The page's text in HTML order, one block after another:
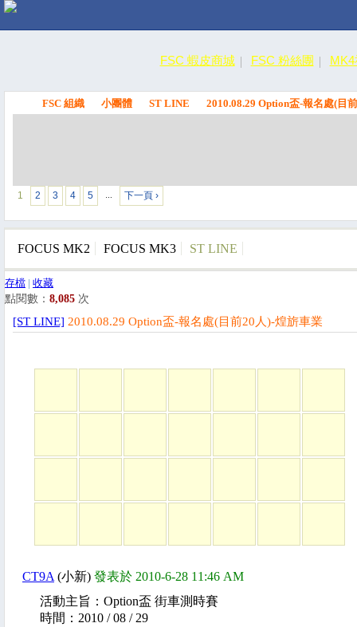
FSC 蝦皮商城 FSC 粉絲團
FSC 組織 小團體 ST LINE 2010.08.29 Option盃-報名處(目
1 2 3 4 5 … 下一頁 ›
FOCUS MK2 FOCUS MK3 ST LINE
存檔 | 收藏
點閱數： 8,085 次
[ST LINE] 2010.08.29 Option盃-報名處(目前20人)-煌旂車業
CT9A (小新) 發表於 2010-6-28 11:46 AM
活動主旨：Option盃 街車測時賽
時間：2010 / 08 / 29